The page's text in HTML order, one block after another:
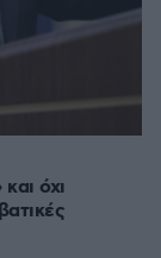
όχι